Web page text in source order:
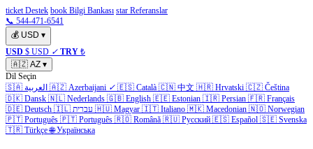
ticket Destek book Bilgi Bankası star Referanslar
📞 544-471-6541
💰 USD ▾
USD $ USD ✓ TRY ₺
🇦🇿 AZ ▾
Dil Seçin
🇸🇦 العربية 🇦🇿 Azerbaijani ✓ 🇪🇸 Català 🇨🇳 中文 🇭🇷 Hrvatski 🇨🇿 Čeština
🇩🇰 Dansk 🇳🇱 Nederlands 🇬🇧 English 🇪🇪 Estonian 🇮🇷 Persian 🇫🇷 Français
🇩🇪 Deutsch 🇮🇱 עברית 🇭🇺 Magyar 🇮🇹 Italiano 🇲🇰 Macedonian 🇳🇴 Norwegian
🇵🇹 Português 🇵🇹 Português 🇷🇴 Română 🇷🇺 Русский 🇪🇸 Español 🇸🇪 Svenska
🇹🇷 Türkçe 🌐 Українська